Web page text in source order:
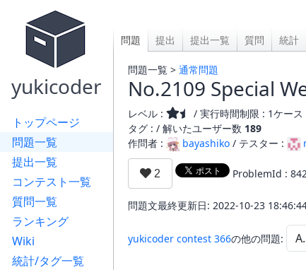
yukicoder
トップページ
問題一覧
提出一覧
コンテスト一覧
質問一覧
ランキング
Wiki
統計/タグ一覧
問題 提出 提出一覧 質問 統計
問題一覧 > 通常問題
No.2109 Special
レベル :
/ 実行時間制限 : 1ケー
タグ : / 解いたユーザー数 189
作問者 :
bayashiko / テスター :
ProblemId :
問題文最終更新日: 2022-10-23
yukicoder contest 366の他の問題: